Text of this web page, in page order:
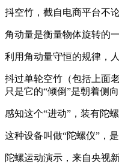
抖空竹，截自电商平台不
角动量是衡量物体旋转的
利用角动量守恒的规律，
抖过单轮空竹（包括上面
只是它的“倾倒”是朝着侧
感知这个“进动”，装有陀
这种设备叫做“陀螺仪”，
陀螺运动演示，来自央视